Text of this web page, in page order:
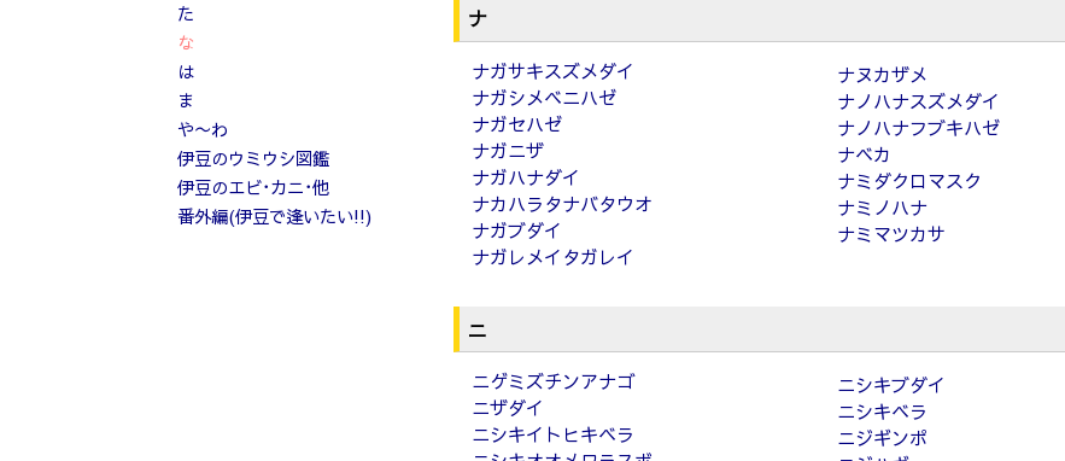
た
な
は
ま
や〜わ
伊豆のウミウシ図鑑
伊豆のエビ･カニ･他
番外編(伊豆で逢いたい!!)
ナ
ナガサキスズメダイ
ナガシメベニハゼ
ナガセハゼ
ナガニザ
ナガハナダイ
ナカハラタナバタウオ
ナガブダイ
ナガレメイタガレイ
ナヌカザメ
ナノハナスズメダイ
ナノハナフブキハゼ
ナベカ
ナミダクロマスク
ナミノハナ
ナミマツカサ
ニ
ニゲミズチンアナゴ
ニザダイ
ニシキイトヒキベラ
ニシキブダイ
ニシキベラ
ニジギンポ